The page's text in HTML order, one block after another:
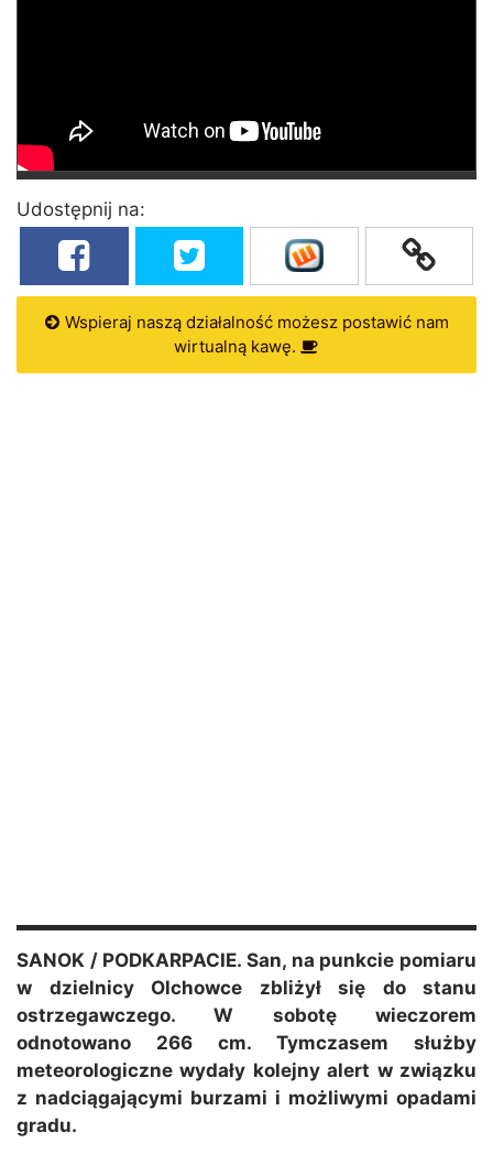
Udostępnij na:
Wspieraj naszą działalność możesz postawić nam
wirtualną kawę.
SANOK / PODKARPACIE. San, na punkcie pomiaru
w dzielnicy Olchowce zbliżył się do stanu
ostrzegawczego. W sobotę wieczorem
odnotowano 266 cm. Tymczasem służby
meteorologiczne wydały kolejny alert w związku
z nadciągającymi burzami i możliwymi opadami
gradu.